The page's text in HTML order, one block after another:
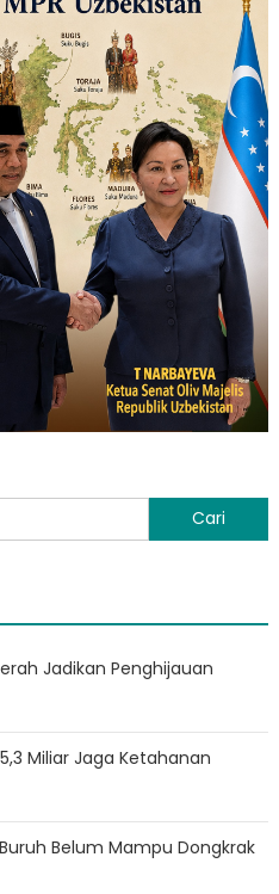
Jadikan Penghijauan
Miliar Jaga Ketahanan
Belum Mampu Dongkrak